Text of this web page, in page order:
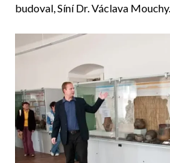
budoval, Síní Dr. Václava Mouchy.